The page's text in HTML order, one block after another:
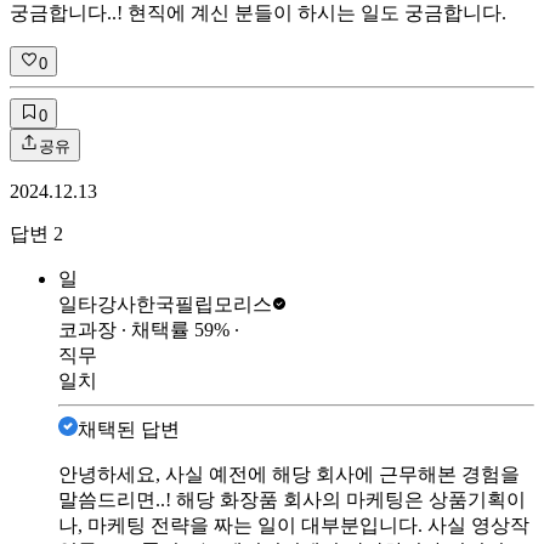
궁금합니다..! 현직에 계신 분들이 하시는 일도 궁금합니다.
0
0
공유
2024.12.13
답변 2
일
일타강사한국필립모리스
코과장 ∙ 채택률 59% ∙
직무
일치
채택된 답변
안녕하세요, 사실 예전에 해당 회사에 근무해본 경험을
말씀드리면..! 해당 화장품 회사의 마케팅은 상품기획이
나, 마케팅 전략을 짜는 일이 대부분입니다. 사실 영상작